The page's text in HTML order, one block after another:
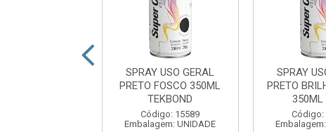
SPRAY USO GERAL
PRETO FOSCO 350ML
TEKBOND
Código: 15589
Embalagem: UNIDADE
SPRAY
PRETO
350ML
Código: